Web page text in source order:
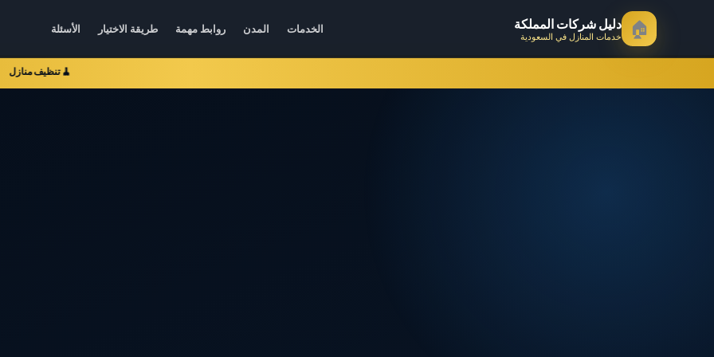
🏠 دليل شركات المملكة
خدمات المنازل في السعودية
الخدمات المدن روابط مهمة طريقة الاختيار الأسئلة
🧹 تنظيف منازل